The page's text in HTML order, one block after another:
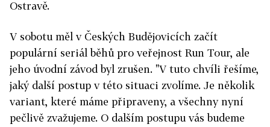
Ostravě.
V sobotu měl v Českých Budějovicích začít
populární seriál běhů pro veřejnost Run Tour, ale
jeho úvodní závod byl zrušen. "V tuto chvíli řešíme,
jaký další postup v této situaci zvolíme. Je několik
variant, které máme připraveny, a všechny nyní
pečlivě zvažujeme. O dalším postupu vás budeme